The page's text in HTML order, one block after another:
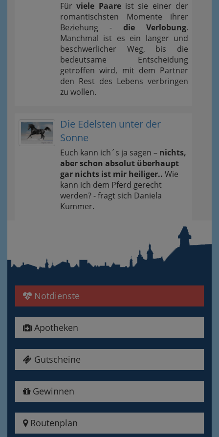
Fürviele Paareist sie einer der
romantischsten Momente ihrer
Beziehung - die Verlobung.
Manchmal ist es ein langer und
beschwerlicher Weg, bis die
bedeutsame Entscheidung
getroffen wird, mit dem Partner
den Rest des Lebens verbringen
zu wollen.
Die Edelsten unter der
Sonne
Euch kann ich´s ja sagen – nichts,
aber schon absolut überhaupt
gar nichts ist mir heiliger.. Wie
kann ich dem Pferd gerecht
werden? - fragt sich Daniela
Kummer.
Notdienste
Apotheken
Gutscheine
Gewinnen
Routenplan